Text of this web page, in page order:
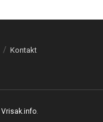
Kontakt
Vrisak.info.